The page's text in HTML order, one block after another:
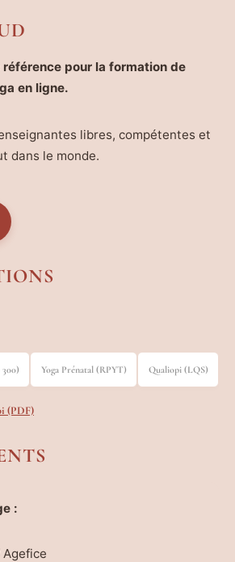
pour la formation de
en ligne.
libres, compétentes et
dans le monde.
Yoga Prénatal (RPYT) Qualiopi (LQS)
(PDF)
:
Agefice